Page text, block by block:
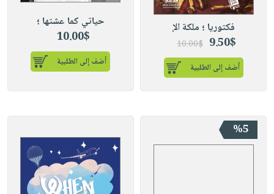
فكتوريا ؛ ملكة الإ
9.50$
10.00$
أضف إلى الطلبية
حياتي كما عشتها ؛
10.00$
أضف إلى الطلبية
%5